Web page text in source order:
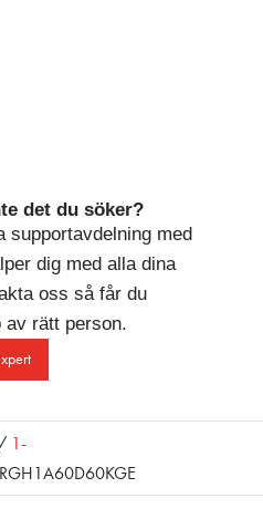
det du söker?
supportavdelning med
dig med alla dina
oss så får du
av rätt person.
/ 1-